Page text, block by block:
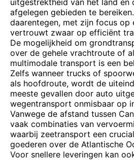
uitgestrektheid van het land en
afgelegen gebieden te
daarentegen, met zijn focus
vertrouwt zwaar op efficiënt
De mogelijkheid om
over de gehele vrachtroute of
multimodale transport is een
Zelfs wanneer trucks of
als hoofdroute, wordt de
meeste gevallen door auto
wegentransport onmisbaar op
Vanwege de afstand tussen
vaak combinaties van
waarbij zeetransport een
goederen over de Atlantische
Voor snellere leveringen kan